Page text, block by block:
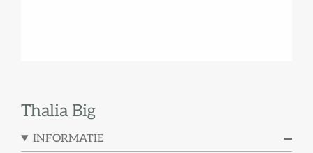
Thalia Big
INFORMATIE